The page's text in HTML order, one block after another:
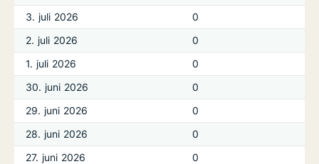
3. juli 2026
0
2. juli 2026
0
1. juli 2026
0
30. juni 2026
0
29. juni 2026
0
28. juni 2026
0
27. juni 2026
0